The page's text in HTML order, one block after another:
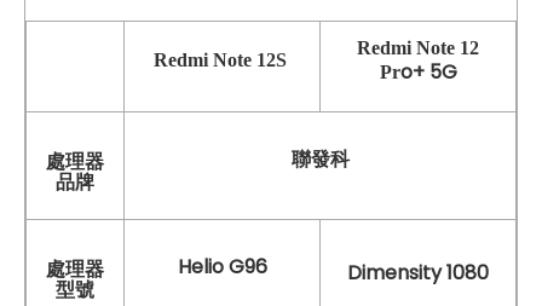
Redmi Note 12S
Redmi Note 12
Pro+5G
處理器
品牌
聯發科
處理器
型號
Helio G96 Dimensity 1080